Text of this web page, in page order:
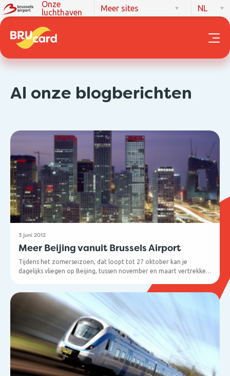
Onze
luchthaven
Meer sites NL
Al onze blogberichten
3 juni 2012
Meer Beijing vanuit Brussels Airport
Tijdens het zomerseizoen, dat loopt tot 27 oktober kan je
dagelijks vliegen op Beijing, tussen november en maart vertrekken
reis gebeurt in een Airbus A330-200, één van de meest
comfortabele en technologisch vooruitstrevende lijnvliegtuigen.
De Business Class is de ruimste ter wereld. De zetels kunnen tot
180 graden neergelaten worden en bieden elke Business Class-
reiziger werkelijk alle comfort.